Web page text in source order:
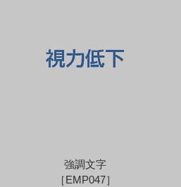
強調文字
［EMP047］